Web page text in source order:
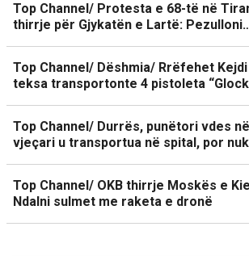
Top Channel/ Protesta e 68-të në
thirrje për Gjykatën e Lartë:
Top Channel/ Dëshmia/ Rrëfehet Kejdi
teksa transportonte 4 pistoleta
Top Channel/ Durrës, punëtori vdes
vjeçari u transportua në spital, por
Top Channel/ OKB thirrje Moskës e
Ndalni sulmet me raketa e dronë